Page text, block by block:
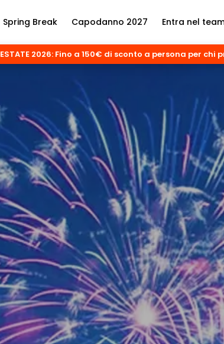
Spring Break Capodanno 2027 Entra nel
ESTATE 2026: Fino a 150€ di sconto a persona per chi